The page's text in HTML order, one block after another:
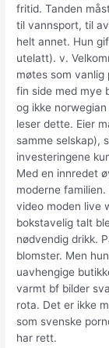
fritid. Tanden
til vannsport, til
helt annet. Hun
utelatt). v.
møtes som vanlig
fin side med mye
og ikke
leser dette. Eier
samme selskap),
investeringene
Med en innredet
moderne
video moden live
bokstavelig talt
nødvendig drikk.
blomster. Men
uavhengige
varmt bf bilder
rota. Det er ikke
som svenske
har rett.